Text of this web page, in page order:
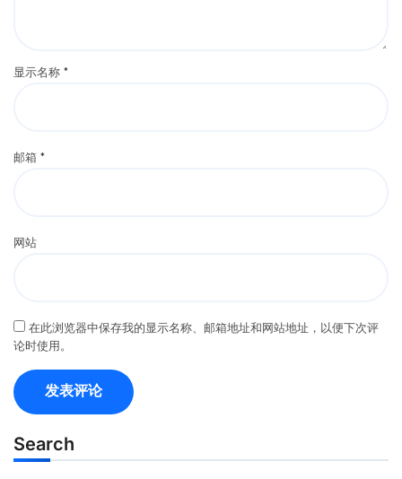
显示名称 *
邮箱 *
网站
在此浏览器中保存我的显示名称、邮箱地址和网站地址，以便下次评
论时使用。
Search